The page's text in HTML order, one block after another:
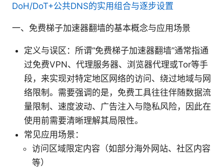
DoH/DoT+公共DNS的实用组合与逐步设置
一、免费梯子加速器翻墙的基本概念与应用场景
定义与误区：所谓“免费梯子加速器翻墙”通常指通
过免费VPN、代理服务器、浏览器代理或Tor等手
段，来实现对特定地区网络的访问、绕过地域与网
络限制。需要强调的是，免费工具往往伴随数据流
量限制、速度波动、广告注入与隐私风险，因此在
使用前需要清晰理解其局限性。
常见应用场景：
访问区域限定内容（如部分海外网站、社区内容
等）